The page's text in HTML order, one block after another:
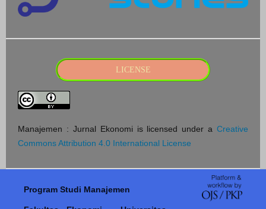
LICENSE
Manajemen : Jurnal Ekonomi is licensed under a Creative
Commons Attribution 4.0 International License
Program Studi Manajemen